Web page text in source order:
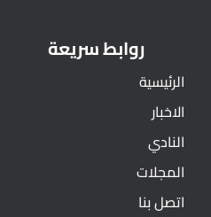
روابط سريعة
الرئيسية
الاخبار
النادي
المجلات
اتصل بنا